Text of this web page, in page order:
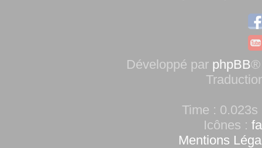
Développé par phpBB®
Time :
Icônes :
Mentions